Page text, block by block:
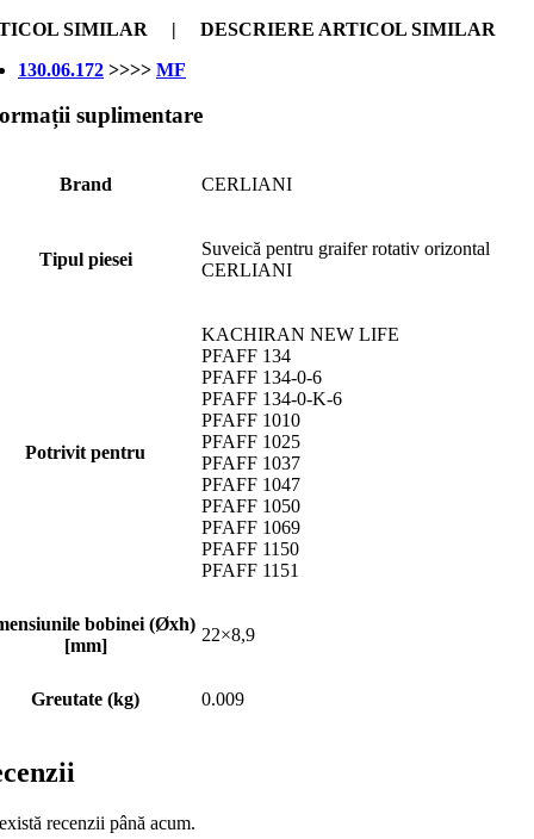
SIMILAR | DESCRIERE ARTICOL SIMILAR
130.06.172 >>>> MF
suplimentare
Brand CERLIANI
Tipul piesei
Suveică pentru graifer rotativ orizontal
CERLIANI
Potrivit pentru
KACHIRAN NEW LIFE
PFAFF 134
PFAFF 134-0-6
PFAFF 134-0-K-6
PFAFF 1010
PFAFF 1025
PFAFF 1037
PFAFF 1047
PFAFF 1050
PFAFF 1069
PFAFF 1150
PFAFF 1151
bobinei (Øxh)
[mm]
22×8,9
Greutate (kg) 0.009
recenzii până acum.